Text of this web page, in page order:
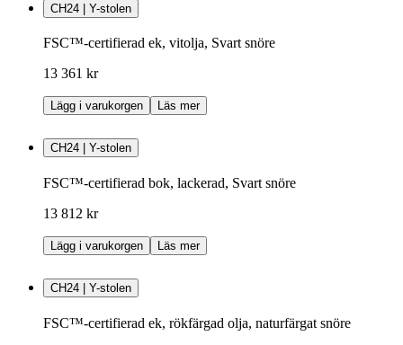
CH24 | Y-stolen
FSC™-certifierad ek, vitolja, Svart snöre
13 361 kr
Lägg i varukorgen Läs mer
CH24 | Y-stolen
FSC™-certifierad bok, lackerad, Svart snöre
13 812 kr
Lägg i varukorgen Läs mer
CH24 | Y-stolen
FSC™-certifierad ek, rökfärgad olja, naturfärgat snöre